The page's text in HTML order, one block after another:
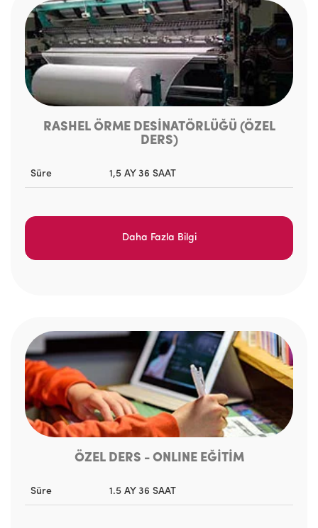
RASHEL ÖRME DESİNATÖRLÜĞÜ (ÖZEL
DERS)
Süre 1,5 AY 36 SAAT
Daha Fazla Bilgi
ÖZEL DERS - ONLINE EĞİTİM
Süre 1.5 AY 36 SAAT